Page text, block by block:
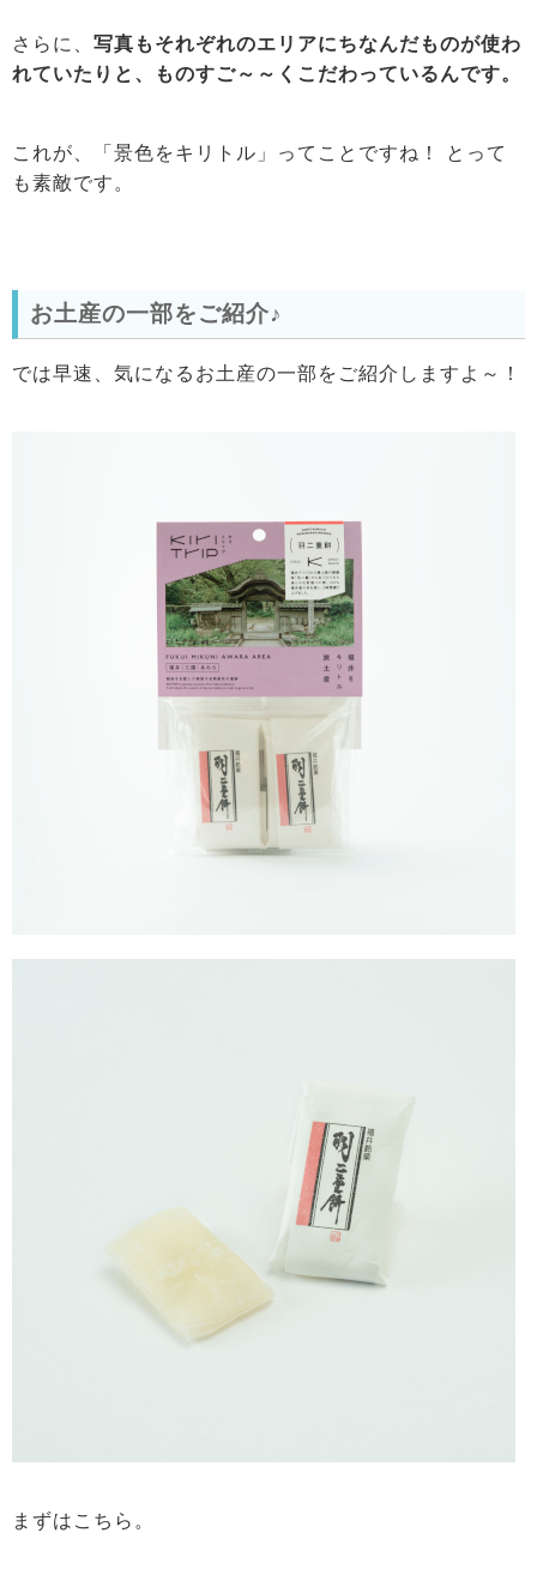
さらに、 写真もそれぞれのエリアにちなんだものが使わ
れていたりと、ものすご～～くこだわっているんです。
これが、「景色をキリトル」ってことですね！ とって
も素敵です。
お土産の一部をご紹介♪
では早速、気になるお土産の一部をご紹介しますよ～！
まずはこちら。